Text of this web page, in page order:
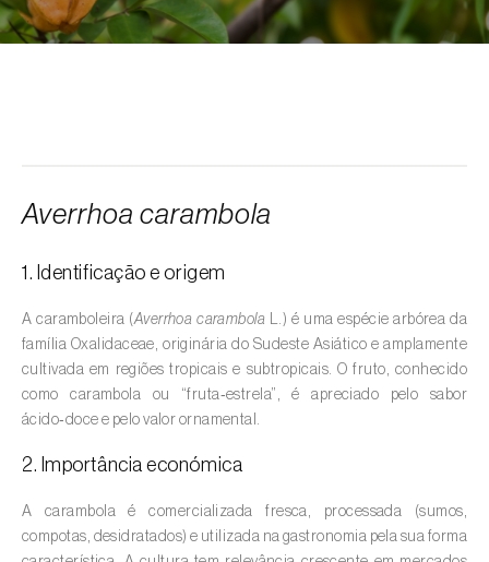
Alface (Lactuca sativa)
Ambientes aquáticos (
valas, canais, açudes, barragens e estações
de tratamento de águas residuais)
Ameixeira ( Prunus domestica L.)
Amieiro (Alnus glutinosa)
Averrhoa carambola
1. Identificação e origem
A caramboleira (Averrhoa carambola L.) é uma espécie arbórea da
família Oxalidaceae, originária do Sudeste Asiático e amplamente
cultivada em regiões tropicais e subtropicais. O fruto, conhecido
como carambola ou “fruta‑estrela”, é apreciado pelo sabor
ácido‑doce e pelo valor ornamental.
2. Importância económica
A carambola é comercializada fresca, processada (sumos,
compotas, desidratados) e utilizada na gastronomia pela sua forma